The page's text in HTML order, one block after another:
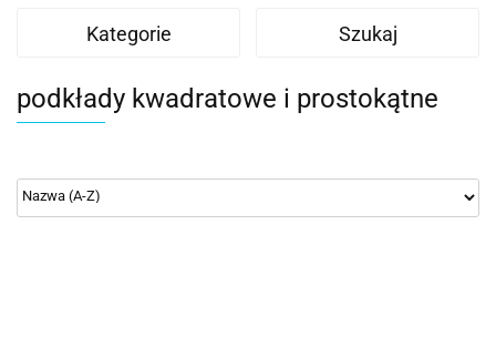
Kategorie Szukaj
podkłady kwadratowe i prostokątne